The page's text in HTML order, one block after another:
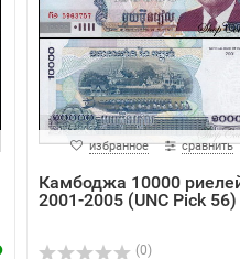
избранное сравнить
Камбоджа 10000
2001-2005 (UNC Pick 56)
(0)